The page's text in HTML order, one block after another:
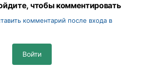
чтобы комментировать
комментарий после входа в
Войти